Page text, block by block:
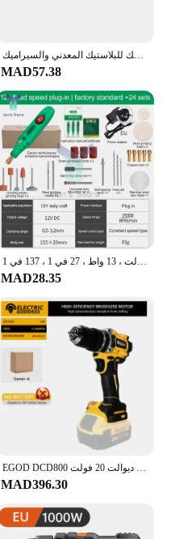
قلم حفر كهربائي احترافي ، مثقاب نقش لاسلكي ، 3 سرعات قابلة للتعديل ، أدوات كهربائية تصنعها بنفسك للبلاستيك المعدني والسيراميك
MAD57.38
طاحونة الحفر الكهربائية حفارة القلم ، طاحونة تعديل صغيرة ، أدوات كهربائية ، ملحقات آلة طحن ، 100-240 فولت ، 13 واط ، 27 في 1 ، 137 في 1
MAD28.35
EGOD DCD800 مثقاب كهربائي لاسلكي بدون فرشاة أدوات كهربائية منزلية صناعية قوية متعددة الوظائف تناسب بطارية ديوالت 20 فولت
MAD396.30